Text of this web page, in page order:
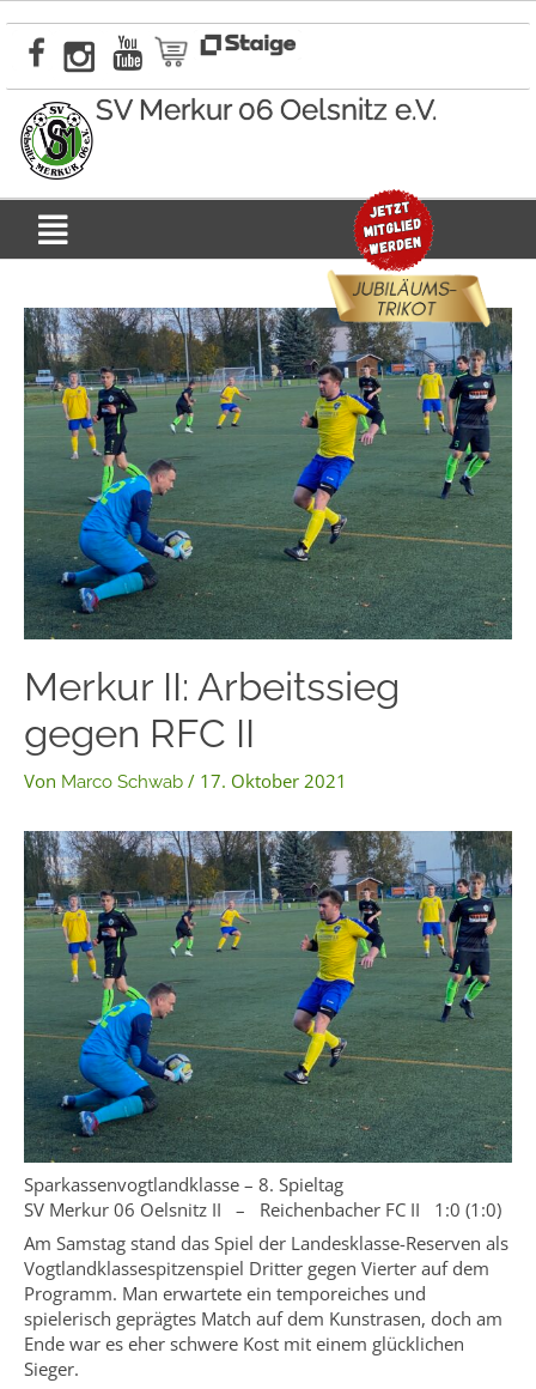
Inhalt
springen
SV Merkur 06 Oelsnitz e.V.
Menü
Merkur II: Arbeitssieg
gegen RFC II
Von Marco Schwab / 17. Oktober 2021
Sparkassenvogtlandklasse – 8. Spieltag
SV Merkur 06 Oelsnitz II – Reichenbacher FC II 1:0 (1:0)
Am Samstag stand das Spiel der Landesklasse-Reserven als
Vogtlandklassespitzenspiel Dritter gegen Vierter auf dem
Programm. Man erwartete ein temporeiches und
spielerisch geprägtes Match auf dem Kunstrasen, doch am
Ende war es eher schwere Kost mit einem glücklichen
Sieger.